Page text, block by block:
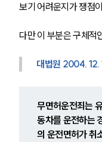
보기 어려운지가 쟁점
다만 이 부분은 구체적
대법원 2004.
무면허운전죄는
동차를 운전하는
의 운전면허가 취